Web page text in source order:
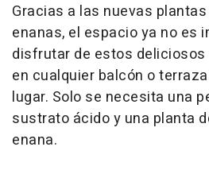
Gracias a las nuevas
enanas, el espacio ya no es
disfrutar de estos
en cualquier balcón o
lugar. Solo se necesita una
sustrato ácido y una planta
enana.